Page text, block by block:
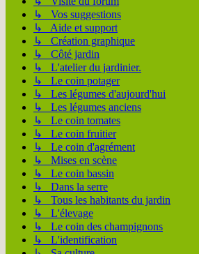
↳ Vos suggestions
↳ Aide et support
↳ Création graphique
↳ Côté jardin
↳ L'atelier du jardinier.
↳ Le coin potager
↳ Les légumes d'aujourd'hui
↳ Les légumes anciens
↳ Le coin tomates
↳ Le coin fruitier
↳ Le coin d'agrément
↳ Mises en scène
↳ Le coin bassin
↳ Dans la serre
↳ Tous les habitants du jardin
↳ L'élevage
↳ Le coin des champignons
↳ L'identification